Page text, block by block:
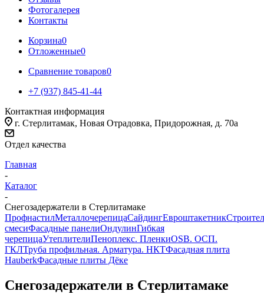
Фотогалерея
Контакты
Корзина0
Отложенные0
Сравнение товаров0
+7 (937) 845-41-44
Контактная информация
г. Стерлитамак, Новая Отрадовка, Придорожная, д. 70а
Отдел качества
Главная
-
Каталог
-
Снегозадержатели в Стерлитамаке
ПрофнастилМеталлочерепицаСайдингЕвроштакетник
смесиФасадные панелиОндулинГибкая
черепицаУтеплителиПеноплекс. ПленкиOSB. ОСП.
ГКЛТруба профильная. Арматура. НКТФасадная плита
HauberkФасадные плиты Дёке
Снегозадержатели в Стерлитамаке